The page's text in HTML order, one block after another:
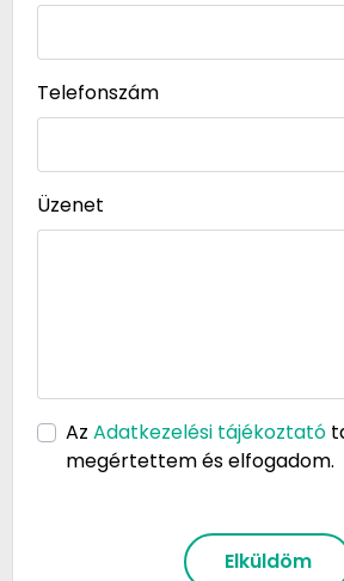
Telefonszám
Üzenet
Az Adatkezelési tájékoztató
megértettem és elfogadom.
Elküldöm